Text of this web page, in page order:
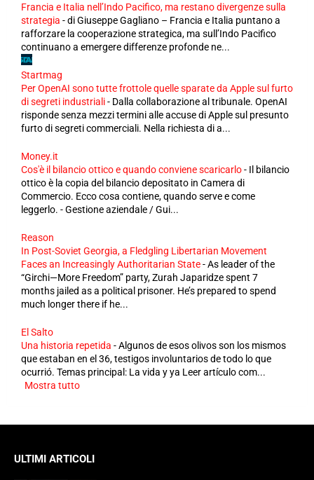
Francia e Italia nell’Indo Pacifico, ma restano divergenze sulla
strategia -di Giuseppe Gagliano – Francia e Italia puntano a
rafforzare la cooperazione strategica, ma sull’Indo Pacifico
continuano a emergere differenze profonde ne...
Startmag
Per OpenAI sono tutte frottole quelle sparate da Apple sul furto
di segreti industriali- Dalla collaborazione al tribunale. OpenAI
risponde senza mezzi termini alle accuse di Apple sul presunto
furto di segreti commerciali. Nella richiesta di a...
Money.it
Cos'è il bilancio ottico e quando conviene scaricarlo- Il bilancio
ottico è la copia del bilancio depositato in Camera di
Commercio. Ecco cosa contiene, quando serve e come
leggerlo. - Gestione aziendale / Gui...
Reason
In Post-Soviet Georgia, a Fledgling Libertarian Movement
Faces an Increasingly Authoritarian State-As leader of the
“Girchi—More Freedom” party, Zurah Japaridze spent 7
months jailed as a political prisoner. He’s prepared to spend
much longer there if he...
El Salto
Una historia repetida -Algunos de esos olivos son los mismos
que estaban en el 36, testigos involuntarios de todo lo que
ocurrió. Temas principal: La vida y ya Leer artículo com...
Mostra tutto
ULTIMI ARTICOLI